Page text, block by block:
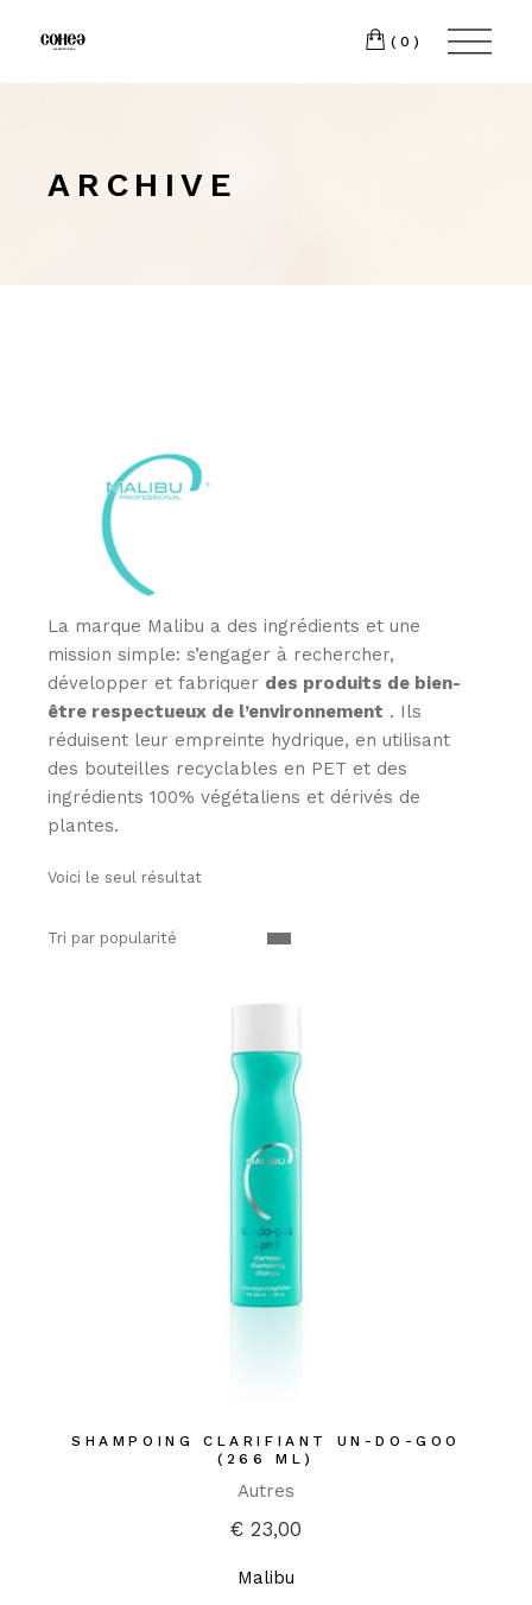
(0)
ARCHIVE
La marque Malibu a des ingrédients et une
mission simple: s’engager à rechercher,
développer et fabriquer des produits de bien-
être respectueux de l’environnement . Ils
réduisent leur empreinte hydrique, en utilisant
des bouteilles recyclables en PET et des
ingrédients 100% végétaliens et dérivés de
plantes.
Voici le seul résultat
Tri par popularité
SHAMPOING CLARIFIANT UN-DO-GOO
(266 ML)
Autres
€ 23,00
Malibu